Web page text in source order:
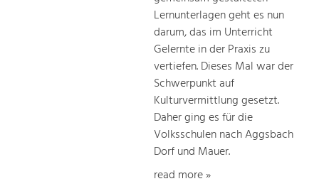
Lernunterlagen geht es nun
darum, das im Unterricht
Gelernte in der Praxis zu
vertiefen. Dieses Mal war der
Schwerpunkt auf
Kulturvermittlung gesetzt.
Daher ging es für die
Volksschulen nach Aggsbach
Dorf und Mauer.
read more »